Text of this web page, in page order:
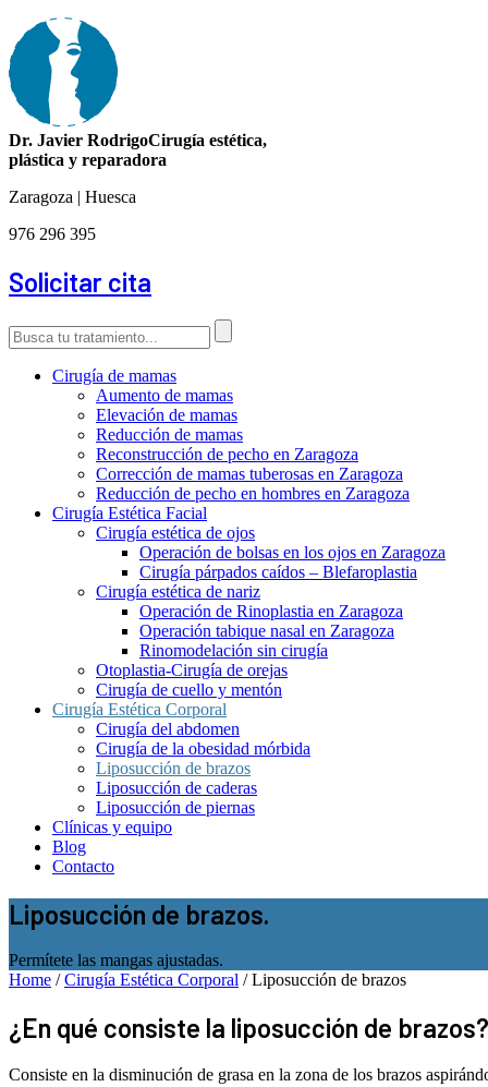
Dr. Javier RodrigoCirugía estética,
plástica y reparadora
Zaragoza | Huesca
976 296 395
Solicitar cita
Cirugía de mamas
Aumento de mamas
Elevación de mamas
Reducción de mamas
Reconstrucción de pecho en Zaragoza
Corrección de mamas tuberosas en Zaragoza
Reducción de pecho en hombres en Zaragoza
Cirugía Estética Facial
Cirugía estética de ojos
Operación de bolsas en los ojos en Zaragoza
Cirugía párpados caídos – Blefaroplastia
Cirugía estética de nariz
Operación de Rinoplastia en Zaragoza
Operación tabique nasal en Zaragoza
Rinomodelación sin cirugía
Otoplastia-Cirugía de orejas
Cirugía de cuello y mentón
Cirugía Estética Corporal
Cirugía del abdomen
Cirugía de la obesidad mórbida
Liposucción de brazos
Liposucción de caderas
Liposucción de piernas
Clínicas y equipo
Blog
Contacto
Liposucción de brazos.
Permítete las mangas ajustadas.
Home / Cirugía Estética Corporal / Liposucción de brazos
¿En qué consiste la liposucción de brazos?
Consiste en la disminución de grasa en la zona de los brazos